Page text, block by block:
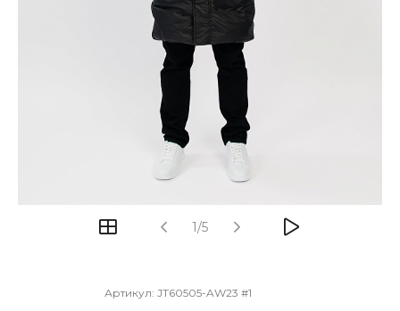
1/5
Артикул: JT60505-AW23 #1